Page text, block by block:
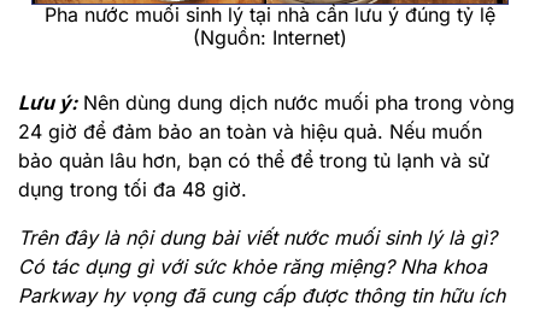
Pha nước muối sinh lý tại nhà cần lưu ý đúng tỷ lệ
(Nguồn: Internet)
Lưu ý:Nên dùng dung dịch nước muối pha trong vòng
24 giờ để đảm bảo an toàn và hiệu quả. Nếu muốn
bảo quản lâu hơn, bạn có thể để trong tủ lạnh và sử
dụng trong tối đa 48 giờ.
Trên đây là nội dung bài viết nước muối sinh lý là gì?
Có tác dụng gì với sức khỏe răng miệng? Nha khoa
Parkway hy vọng đã cung cấp được thông tin hữu ích